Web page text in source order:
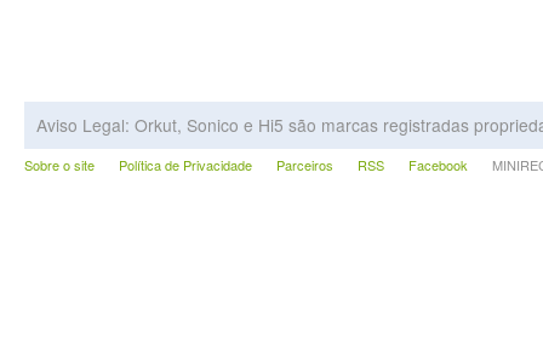
Aviso Legal: Orkut, Sonico e Hi5 são marcas registradas
Sobre o site Política de Privacidade Parceiros RSS Facebook